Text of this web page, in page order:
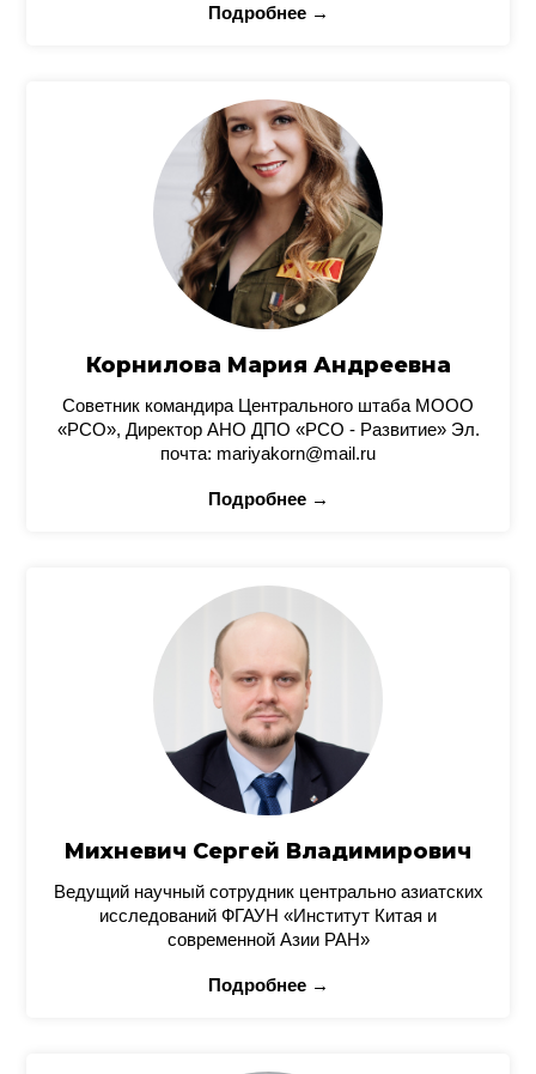
Подробнее →
Корнилова Мария Андреевна
Советник командира Центрального штаба МООО
«РСО», Директор АНО ДПО «РСО - Развитие» Эл.
почта: mariyakorn@mail.ru
Подробнее →
Михневич Сергей Владимирович
Ведущий научный сотрудник центрально азиатских
исследований ФГАУН «Институт Китая и
современной Азии РАН»
Подробнее →